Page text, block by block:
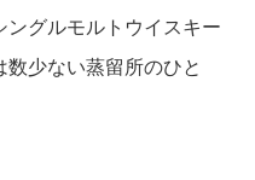
グルモルトウイスキー
少ない蒸留所のひと